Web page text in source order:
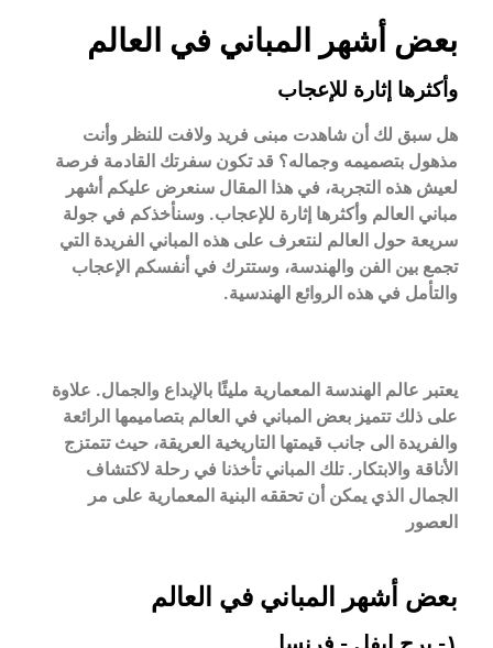
بعض أشهر المباني في العالم
وأكثرها إثارة للإعجاب​
هل سبق لك أن شاهدت مبنى فريد ولافت للنظر وأنت
مذهول بتصميمه وجماله؟ قد تكون سفرتك القادمة فرصة
لعيش هذه التجربة، في هذا المقال سنعرض عليكم أشهر
مباني العالم وأكثرها إثارة للإعجاب. وسنأخذكم في جولة
سريعة حول العالم لنتعرف على هذه المباني الفريدة التي
تجمع بين الفن والهندسة، وستترك في أنفسكم الإعجاب
والتأمل في هذه الروائع الهندسية.
يعتبر عالم الهندسة المعمارية مليئًا بالإبداع والجمال. علاوة
على ذلك تتميز بعض المباني في العالم بتصاميمها الرائعة
والفريدة الى جانب قيمتها التاريخية العريقة، حيث تتمتزج
الأناقة والابتكار. تلك المباني تأخذنا في رحلة لاكتشاف
الجمال الذي يمكن أن تحققه البنية المعمارية على مر
العصور
بعض أشهر المباني في العالم